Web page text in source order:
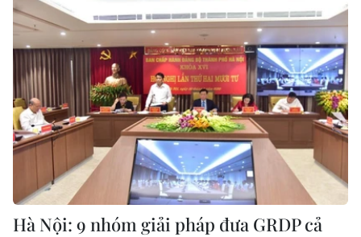
Hà Nội: 9 nhóm giải pháp đưa GRDP cả